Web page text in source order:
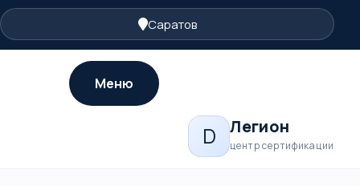
Саратов
D Легион
центр сертификации
Меню